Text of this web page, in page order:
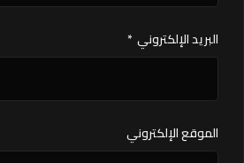
البريد الإلكتروني *
الموقع الإلكتروني